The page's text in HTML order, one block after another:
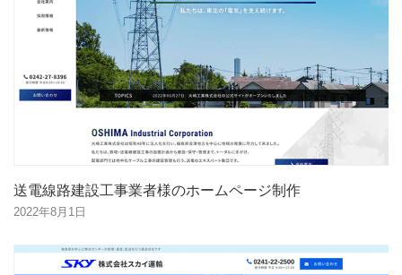
送電線路建設工事業者様のホームページ制作
2022年8月1日